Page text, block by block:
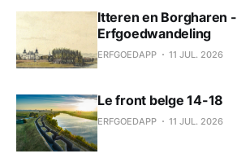
Itteren en Borgharen -
Erfgoedwandeling
ERFGOEDAPP 11 JUL. 2026
Le front belge 14-18
ERFGOEDAPP 11 JUL. 2026